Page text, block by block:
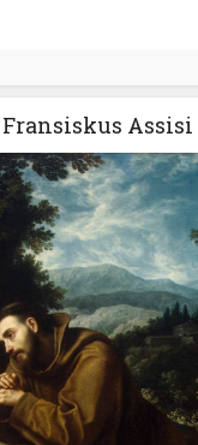
Fransiskus Assisi